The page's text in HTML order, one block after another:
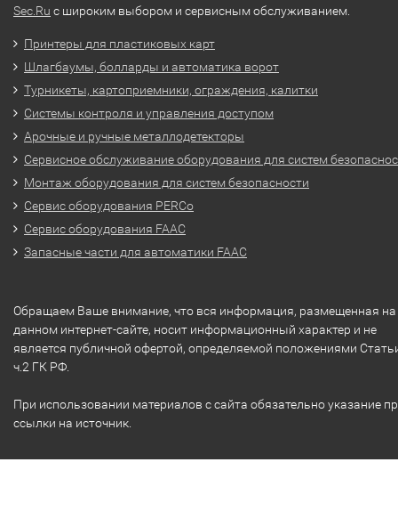
Sec.Ru с широким выбором и сервисным обслуживанием.
Принтеры для пластиковых карт
Шлагбаумы, болларды и автоматика ворот
Турникеты, картоприемники, ограждения, калитки
Системы контроля и управления доступом
Арочные и ручные металлодетекторы
Сервисное обслуживание оборудования для систем
Монтаж оборудования для систем безопасности
Сервис оборудования PERCo
Сервис оборудования FAAC
Запасные части для автоматики FAAC
Обращаем Ваше внимание, что вся информация, размещенная на
данном интернет-сайте, носит информационный характер и не
является публичной офертой, определяемой положениями
ч.2 ГК РФ.
При использовании материалов с сайта обязательно указание
ссылки на источник.